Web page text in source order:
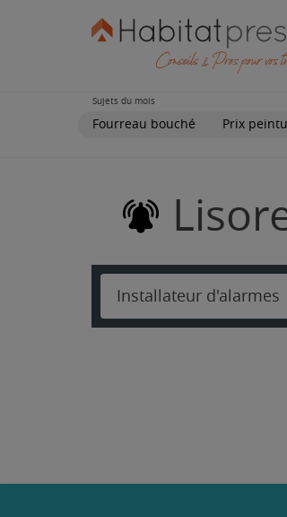
Sujets du mois
Fourreau bouché Prix
Installateur d'alarmes